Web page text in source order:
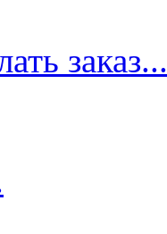
заказ...